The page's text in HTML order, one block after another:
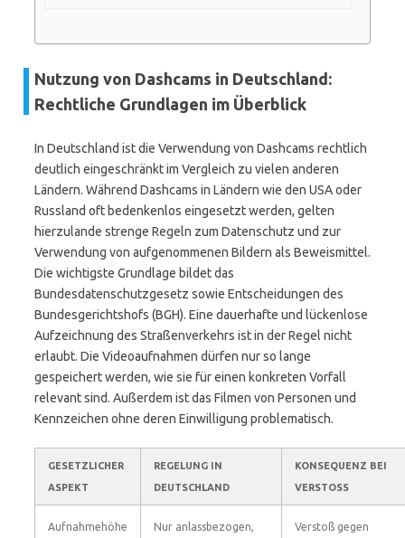
Nutzung von Dashcams in Deutschland:
Rechtliche Grundlagen im Überblick
In Deutschland ist die Verwendung von Dashcams rechtlich
deutlich eingeschränkt im Vergleich zu vielen anderen
Ländern. Während Dashcams in Ländern wie den USA oder
Russland oft bedenkenlos eingesetzt werden, gelten
hierzulande strenge Regeln zum Datenschutz und zur
Verwendung von aufgenommenen Bildern als Beweismittel.
Die wichtigste Grundlage bildet das
Bundesdatenschutzgesetz sowie Entscheidungen des
Bundesgerichtshofs (BGH). Eine dauerhafte und lückenlose
Aufzeichnung des Straßenverkehrs ist in der Regel nicht
erlaubt. Die Videoaufnahmen dürfen nur so lange
gespeichert werden, wie sie für einen konkreten Vorfall
relevant sind. Außerdem ist das Filmen von Personen und
Kennzeichen ohne deren Einwilligung problematisch.
GESETZLICHER
ASPEKT
REGELUNG IN
DEUTSCHLAND
KONSEQUENZ BEI
VERSTOSS
Aufnahmehöhe
Nur anlassbezogen,
Verstoß gegen